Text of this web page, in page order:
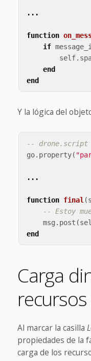
...
function
if
self.
end
end
Y la lógica del
-- drone.script
go. property(
...
function final (
-- Estoy
msg . post (
end
Carga
Al marcar la casilla
propiedades de la
carga de los